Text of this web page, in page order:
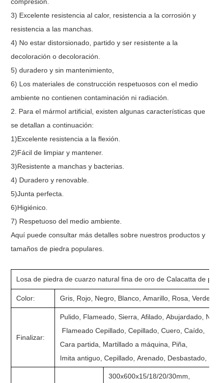
3) Excelente resistencia al calor, resistencia a la corrosión y
resistencia a las manchas.
4) No estar distorsionado, partido y ser resistente a la
decoloración o decoloración.
5) duradero y sin mantenimiento,
6) Los materiales de construcción respetuosos con el medio
ambiente no contienen contaminación ni radiación.
2. Para el mármol artificial, existen algunas características que
se detallan a continuación:
1)Excelente resistencia a la flexión.
2)Fácil de limpiar y mantener.
3)Resistente a manchas y bacterias.
4) Duradero y renovable.
5)Junta perfecta.
6)Higiénico.
7) Respetuoso del medio ambiente.
Aquí puede consultar más detalles sobre nuestros productos y
tamaños de piedra populares.
Losa de piedra de cuarzo natural fina de oro de Calacatta de
Color: Gris, Rojo, Negro, Blanco, Amarillo, Rosa, Verde,
Finalizar:
Pulido, Flameado, Sierra, Afilado, Abujardado,
Flameado Cepillado, Cepillado, Cuero, Caído,
Cara partida, Martillado a máquina, Piña,
Imita antiguo, Cepillado, Arenado, Desbastado,
300x600x15/18/20/30mm,